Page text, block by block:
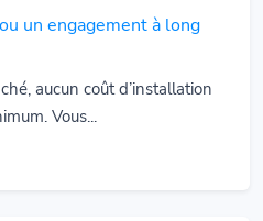
un engagement à long
aucun coût d’installation
Vous...